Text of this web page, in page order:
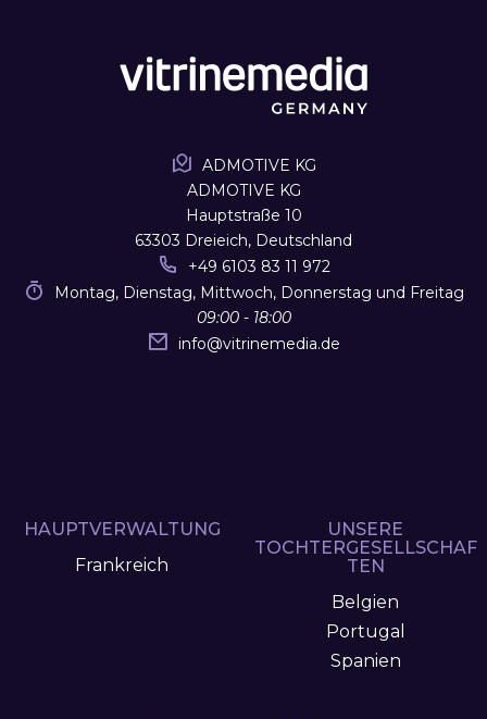
ADMOTIVE KG
ADMOTIVE KG
Hauptstraße 10
63303 Dreieich, Deutschland
+49 6103 83 11 972
Montag, Dienstag, Mittwoch, Donnerstag und Freitag
09:00 - 18:00
info@vitrinemedia.de
HAUPTVERWALTUNG
Frankreich
UNSERE
TOCHTERGESELLSCHAF
TEN
Belgien
Portugal
Spanien